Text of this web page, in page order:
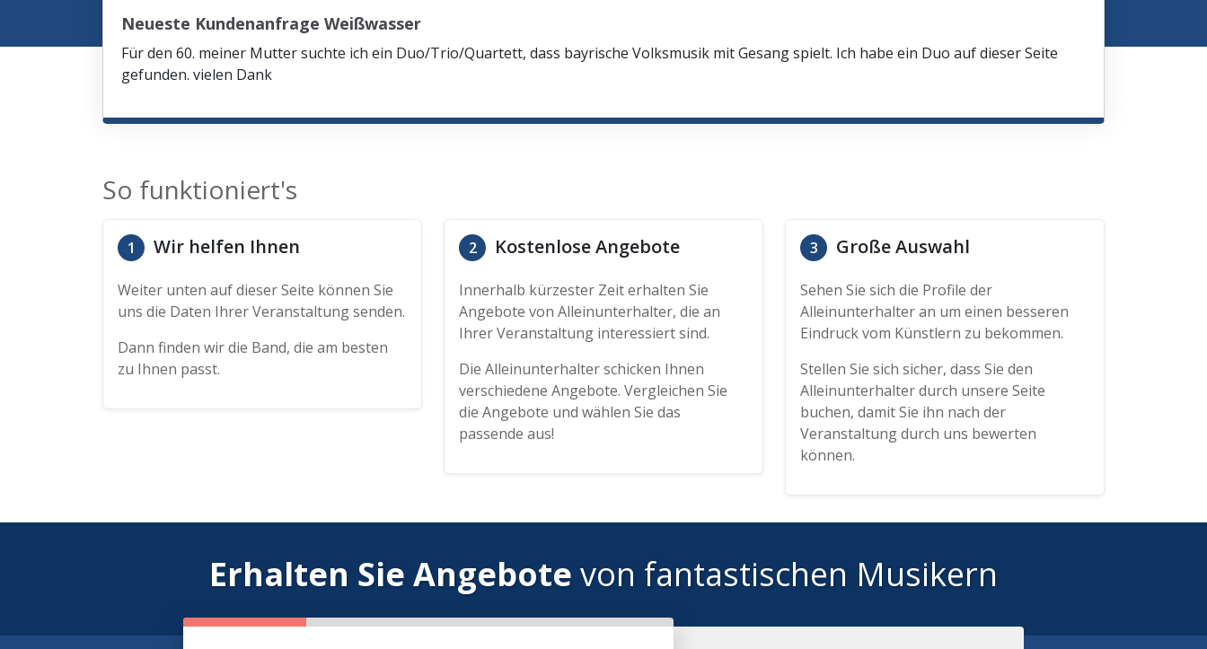
Neueste Kundenanfrage Weißwasser
Für den 60. meiner Mutter suchte ich ein Duo/Trio/Quartett, dass bayrische Volksmusik mit Gesang spielt. Ich habe ein Duo auf dieser Seite
gefunden. vielen Dank
So funktioniert's
1 Wir helfen Ihnen
Weiter unten auf dieser Seite können Sie
uns die Daten Ihrer Veranstaltung senden.
Dann finden wir die Band, die am besten
zu Ihnen passt.
2 Kostenlose Angebote
Innerhalb kürzester Zeit erhalten Sie
Angebote von Alleinunterhalter, die an
Ihrer Veranstaltung interessiert sind.
Die Alleinunterhalter schicken Ihnen
verschiedene Angebote. Vergleichen Sie
die Angebote und wählen Sie das
passende aus!
3 Große Auswahl
Sehen Sie sich die Profile der
Alleinunterhalter an um einen besseren
Eindruck vom Künstlern zu bekommen.
Stellen Sie sich sicher, dass Sie den
Alleinunterhalter durch unsere Seite
buchen, damit Sie ihn nach der
Veranstaltung durch uns bewerten
können.
Erhalten Sie Angebote von fantastischen Musikern